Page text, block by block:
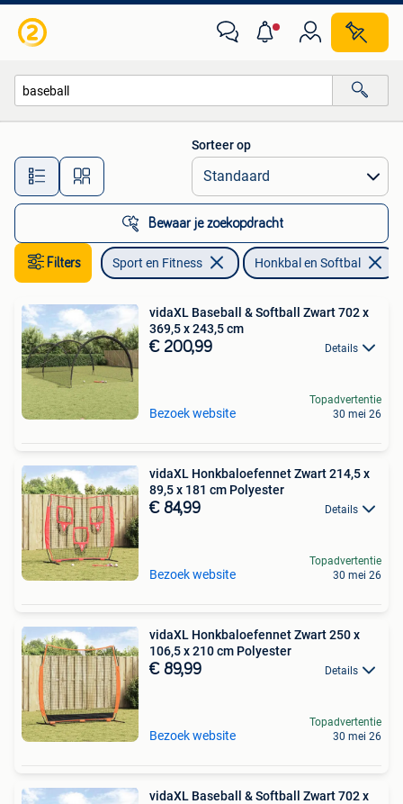
Alle afstanden…
Sorteer op
Bewaar je zoekopdracht
Filters Sport en Fitness Honkbal en Softbal
vidaXL Baseball & Softball Zwart 702 x
369,5 x 243,5 cm
€ 200,99 Details
Bezoek website
Topadvertentie
30 mei 26
vidaXL Honkbaloefennet Zwart 214,5 x
89,5 x 181 cm Polyester
€ 84,99 Details
Bezoek website
Topadvertentie
30 mei 26
vidaXL Honkbaloefennet Zwart 250 x
106,5 x 210 cm Polyester
€ 89,99 Details
Bezoek website
Topadvertentie
30 mei 26
vidaXL Baseball & Softball Zwart 702 x